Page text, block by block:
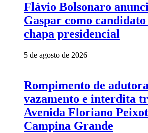
Flávio Bolsonaro
Gaspar como
chapa presidencial
5 de agosto de 2026
Rompimento de
vazamento e interdita
Avenida Floriano
Campina Grande